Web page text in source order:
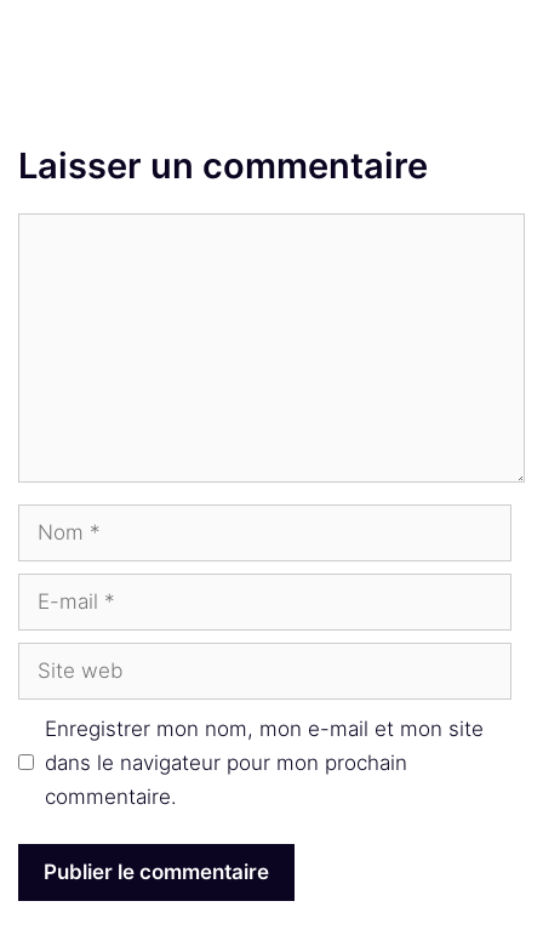
Laisser un commentaire
Nom
Site
Enregistrer mon nom, mon e-mail et mon site
dans le navigateur pour mon prochain
commentaire.